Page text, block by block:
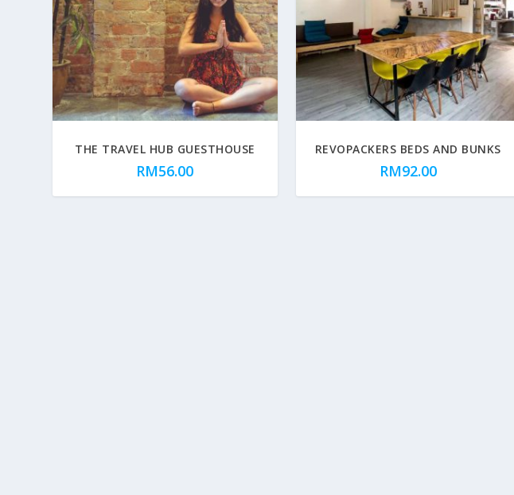
THE TRAVEL HUB GUESTHOUSE
RM56.00
REVOPACKERS BEDS AND BUNKS
RM92.00